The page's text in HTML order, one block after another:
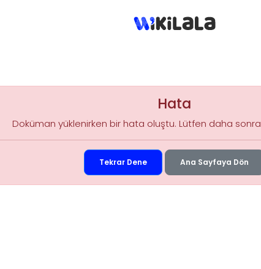
Hata
Doküman yüklenirken bir hata oluştu. Lütfen daha
Tekrar Dene Ana Sayfaya Dön